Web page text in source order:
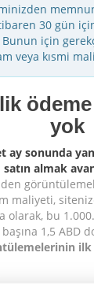
30 gün
için
veya kısmi
yok
ay sonunda
satın almak
maliyeti,
olarak, bu
başına 1,5 ABD